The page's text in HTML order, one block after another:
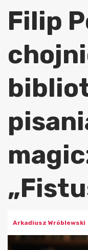
Filip
Arkadiusz Wróblewski